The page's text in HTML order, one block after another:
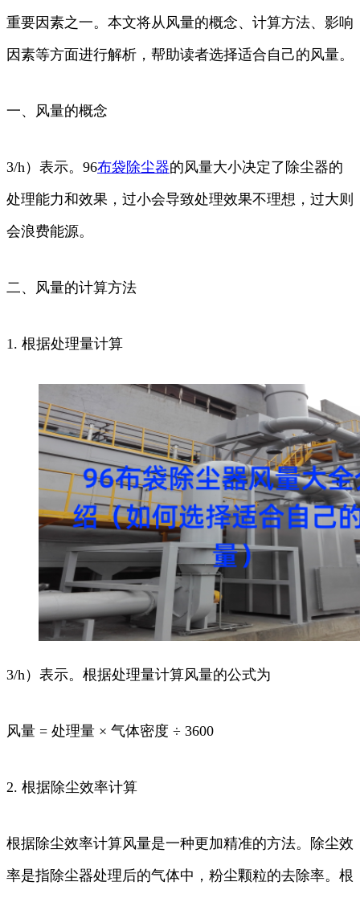
重要因素之一。本文将从风量的概念、计算方法、影响
因素等方面进行解析，帮助读者选择适合自己的风量。
一、风量的概念
3/h）表示。96布袋除尘器的风量大小决定了除尘器的
处理能力和效果，过小会导致处理效果不理想，过大则
会浪费能源。
二、风量的计算方法
1. 根据处理量计算
3/h）表示。根据处理量计算风量的公式为
风量 = 处理量 × 气体密度 ÷ 3600
2. 根据除尘效率计算
根据除尘效率计算风量是一种更加精准的方法。除尘效
率是指除尘器处理后的气体中，粉尘颗粒的去除率。根